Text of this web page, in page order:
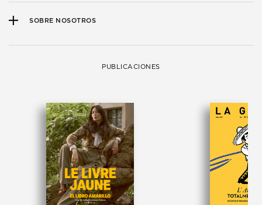
SOBRE NOSOTROS
PUBLICACIONES